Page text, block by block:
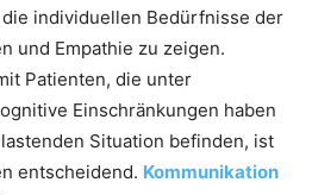
individuellen Bedürfnisse der
und Empathie zu zeigen.
Patienten, die unter
Einschränkungen haben
Situation befinden, ist
entscheidend. Kommunikation